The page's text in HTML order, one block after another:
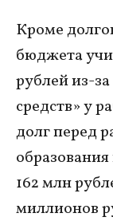
Кроме
бюджета
рублей из-
средств» у
долг перед
162 млн
миллионов